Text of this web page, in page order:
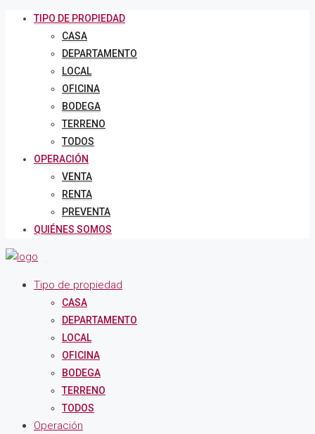
TIPO DE PROPIEDAD
CASA
DEPARTAMENTO
LOCAL
OFICINA
BODEGA
TERRENO
TODOS
OPERACIÓN
VENTA
RENTA
PREVENTA
QUIÉNES SOMOS
Tipo de propiedad
CASA
DEPARTAMENTO
LOCAL
OFICINA
BODEGA
TERRENO
TODOS
Operación